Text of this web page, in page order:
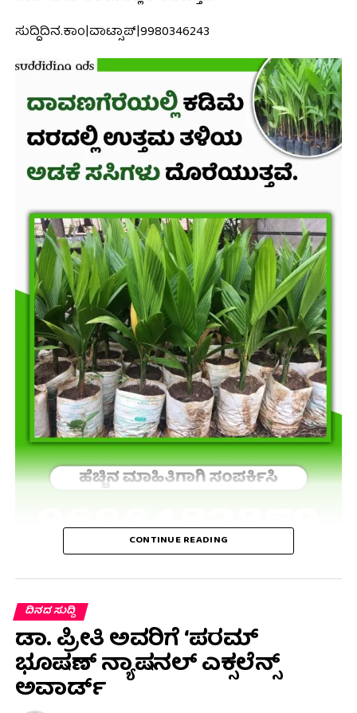
ಸುದ್ದಿದಿನ.ಕಾಂ|ವಾಟ್ಸಾಪ್|9980346243
CONTINUE READING
ದಿನದ ಸುದ್ದಿ
ಡಾ. ಪ್ರೀತಿ ಅವರಿಗೆ ‘ಪರಮ್
ಭೂಷಣ್ ನ್ಯಾಷನಲ್ ಎಕ್ಸಲೆನ್ಸ್
ಅವಾರ್ಡ್